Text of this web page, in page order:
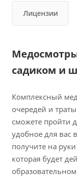
Лицензии
садиком и
Комплексный
очередей и
сможете пройти
удобное для вас
получите на
которая будет